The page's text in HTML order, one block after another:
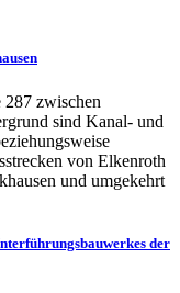
287 zwischen
sind Kanal- und
von Elkenroth
und umgekehrt
der